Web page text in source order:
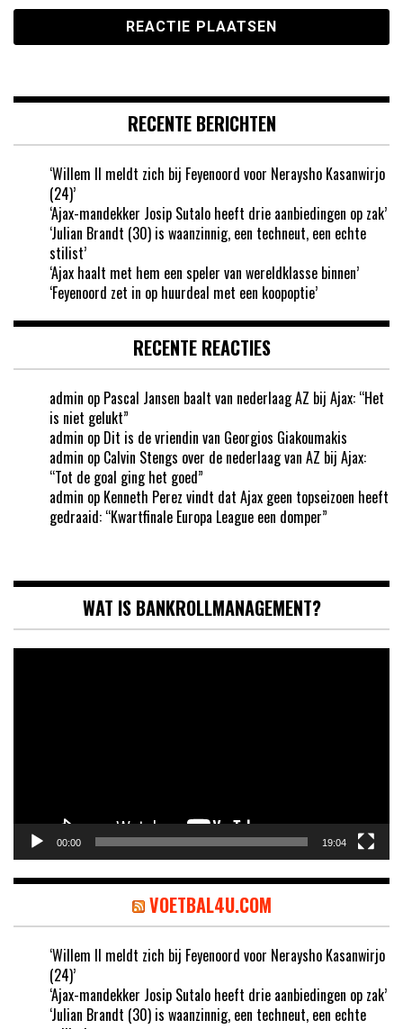
RECENTE BERICHTEN
‘Willem II meldt zich bij Feyenoord voor Neraysho Kasanwirjo
(24)’
‘Ajax-mandekker Josip Sutalo heeft drie aanbiedingen op zak’
‘Julian Brandt (30) is waanzinnig, een techneut, een echte
stilist’
‘Ajax haalt met hem een speler van wereldklasse binnen’
‘Feyenoord zet in op huurdeal met een koopoptie’
RECENTE REACTIES
admin op Pascal Jansen baalt van nederlaag AZ bij Ajax: “Het
is niet gelukt”
admin op Dit is de vriendin van Georgios Giakoumakis
admin op Calvin Stengs over de nederlaag van AZ bij Ajax:
“Tot de goal ging het goed”
admin op Kenneth Perez vindt dat Ajax geen topseizoen heeft
gedraaid: “Kwartfinale Europa League een domper”
WAT IS BANKROLLMANAGEMENT?
00:00 19:04
VOETBAL4U.COM
‘Willem II meldt zich bij Feyenoord voor Neraysho Kasanwirjo
(24)’
‘Ajax-mandekker Josip Sutalo heeft drie aanbiedingen op zak’
‘Julian Brandt (30) is waanzinnig, een techneut, een echte